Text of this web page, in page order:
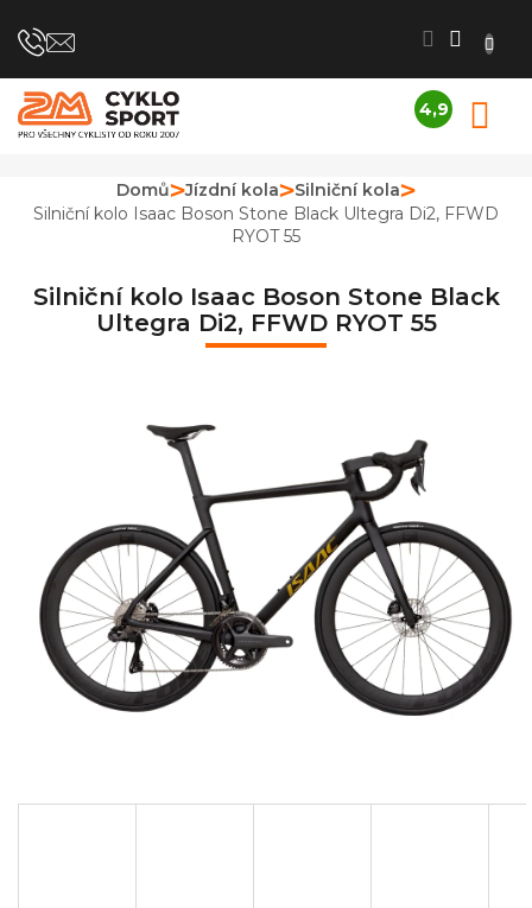
na
4,9
je
4,9
Domů Jízdní kola
Silniční kola
Silniční kolo Isaac Boson Stone Black Ultegra Di2, FFWD
RYOT 55
Silniční kolo Isaac Boson Stone Black
Ultegra Di2, FFWD RYOT 55